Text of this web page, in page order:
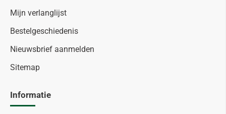
Mijn verlanglijst
Bestelgeschiedenis
Nieuwsbrief aanmelden
Sitemap
Informatie